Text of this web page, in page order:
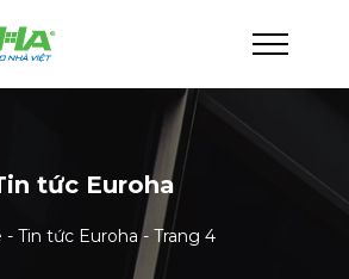
tức Euroha
- Tin tức Euroha- Trang 4